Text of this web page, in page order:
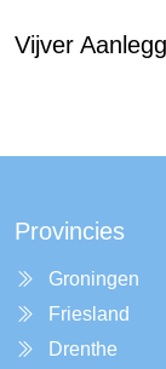
Vijver
Provincies
Groningen
Friesland
Drenthe